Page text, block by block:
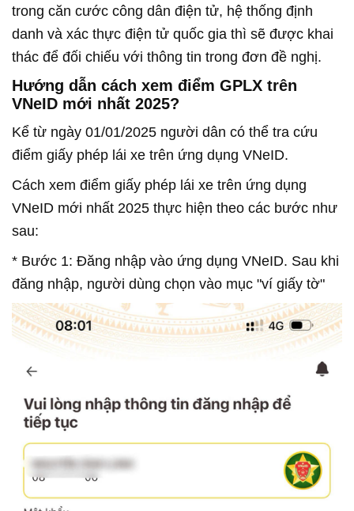
trong căn cước công dân điện tử, hệ thống định
danh và xác thực điện tử quốc gia thì sẽ được khai
thác để đối chiếu với thông tin trong đơn đề nghị.
Hướng dẫn cách xem điểm GPLX trên
VNeID mới nhất 2025?
Kể từ ngày 01/01/2025 người dân có thể tra cứu
điểm giấy phép lái xe trên ứng dụng VNeID.
Cách xem điểm giấy phép lái xe trên ứng dụng
VNeID mới nhất 2025 thực hiện theo các bước như
sau:
* Bước 1: Đăng nhập vào ứng dụng VNeID. Sau khi
đăng nhập, người dùng chọn vào mục "ví giấy tờ"